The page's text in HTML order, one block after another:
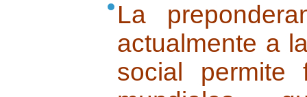
La
actualmente a
social permite